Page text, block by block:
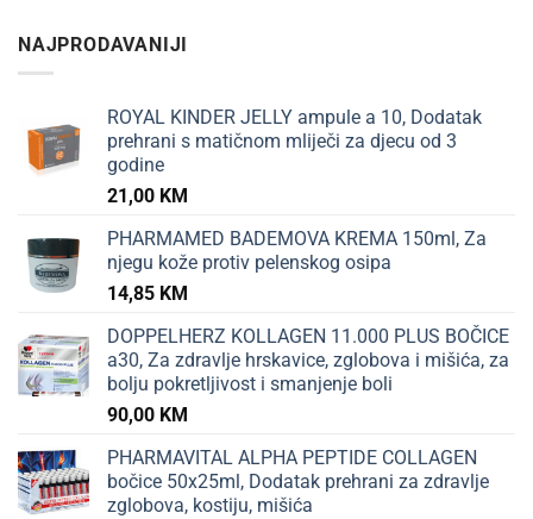
NAJPRODAVANIJI
ROYAL KINDER JELLY ampule a 10, Dodatak
prehrani s matičnom mliječi za djecu od 3
godine
21,00 KM
PHARMAMED BADEMOVA KREMA 150ml, Za
njegu kože protiv pelenskog osipa
14,85 KM
DOPPELHERZ KOLLAGEN 11.000 PLUS BOČICE
a30, Za zdravlje hrskavice, zglobova i mišića, za
bolju pokretljivost i smanjenje boli
90,00 KM
PHARMAVITAL ALPHA PEPTIDE COLLAGEN
bočice 50x25ml, Dodatak prehrani za zdravlje
zglobova, kostiju, mišića